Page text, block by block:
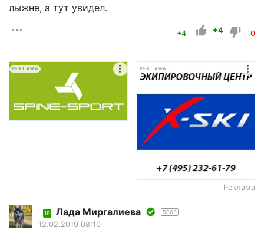
лыжне, а тут увидел.
+4 +4 0
РЕКЛАМА РЕКЛАМА
Реклама
19 Лада Миргалиева 5063
12.02.2019 08:10